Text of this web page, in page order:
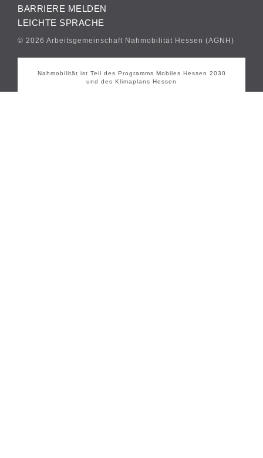
BARRIERE MELDEN
LEICHTE SPRACHE
© 2026 Arbeitsgemeinschaft Nahmobilität Hessen (AGNH)
Nahmobilität ist Teil des Programms Mobiles Hessen 2030
und des Klimaplans Hessen